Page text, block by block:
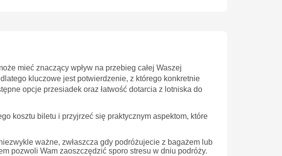
mieć znaczący wpływ na przebieg całej Waszej
kluczowe jest potwierdzenie, z którego konkretnie
opcje przesiadek oraz łatwość dotarcia z lotniska do
kosztu biletu i przyjrzeć się praktycznym aspektom, które
ważne, zwłaszcza gdy podróżujecie z bagażem lub
pozwoli Wam zaoszczędzić sporo stresu w dniu podróży.